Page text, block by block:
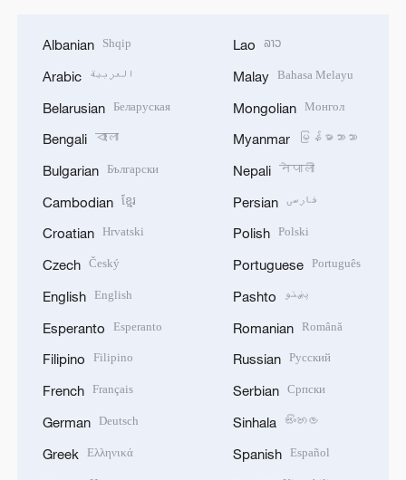
Albanian Shqip
Arabic العربية
Belarusian Беларуская
Bengali বাংলা
Bulgarian Български
Cambodian ខ្មែរ
Croatian Hrvatski
Czech Český
English English
Esperanto Esperanto
Filipino Filipino
French Français
German Deutsch
Greek Ελληνικά
Lao ລາວ
Malay Bahasa Melayu
Mongolian Монгол
Myanmar မြန်မာဘာသာ
Nepali नेपाली
Persian فارسی
Polish Polski
Portuguese Português
Pashto پښتو
Romanian Română
Russian Русский
Serbian Српски
Sinhala සිංහල
Spanish Español